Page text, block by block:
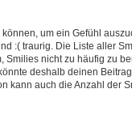
um ein Gefühl
:( traurig. Die Liste aller
Smilies nicht zu häufig zu
deshalb deinen
kann auch die Anzahl der